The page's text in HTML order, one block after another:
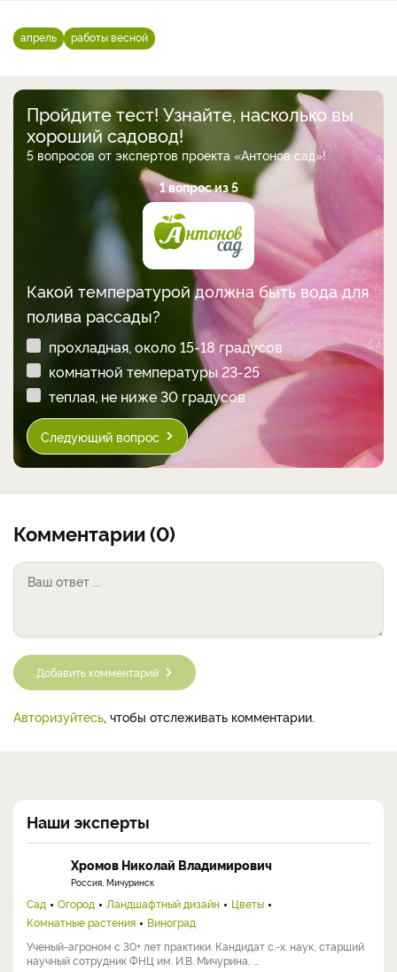
апрель работы весной
Пройдите тест! Узнайте, насколько вы
хороший садовод!
5 вопросов от экспертов проекта «Антонов сад»!
1 вопрос из 5
Какой температурой должна быть вода для
полива рассады?
прохладная, около 15-18 градусов
комнатной температуры 23-25
теплая, не ниже 30 градусов
Следующий вопрос
Комментарии (0)
Добавить комментарий
Авторизуйтесь, чтобы отслеживать комментарии.
Наши эксперты
Хромов Николай Владимирович
Россия, Мичуринск
Сад Огород Ландшафтный дизайн
Цветы
Комнатные растения
Виноград
Ученый-агроном с 30+ лет практики. Кандидат с.-х. наук, старший
научный сотрудник ФНЦ им. И.В. Мичурина, ...